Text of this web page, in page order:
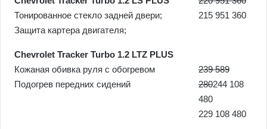
Тонированное стекло задней двери;
Защита картера двигателя;
215 951 360
Chevrolet Tracker Turbo 1.2 LTZ PLUS
Кожаная обивка руля с обогревом
Подогрев передних сидений
239 589
280244 108
480
229 108 480